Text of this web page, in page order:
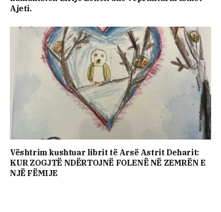
Ajeti.
Vështrim kushtuar librit të Arsë Astrit Deharit:
KUR ZOGJTË NDËRTOJNË FOLENË NË ZEMRËN E
NJË FËMIJE